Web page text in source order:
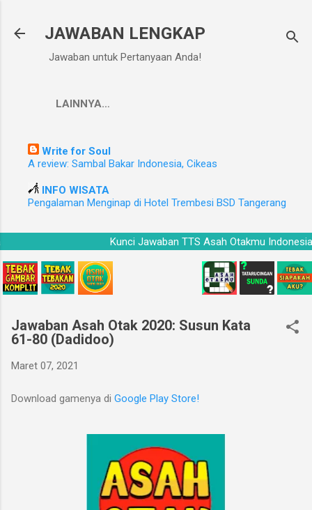
JAWABAN LENGKAP
Jawaban untuk Pertanyaan Anda!
LAINNYA…
Write for Soul
A review: Sambal Bakar Indonesia, Cikeas
INFO WISATA
Pengalaman Menginap di Hotel Trembesi BSD Tangerang
Kunci Jawaban TTS Asah Otakmu
Jawaban Asah Otak 2020: Susun Kata
61-80 (Dadidoo)
Maret 07, 2021
Download gamenya di Google Play Store!